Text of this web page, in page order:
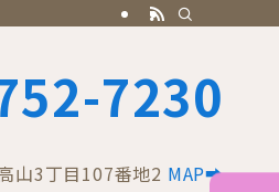
7230
山3丁目107番地2 MAP➡